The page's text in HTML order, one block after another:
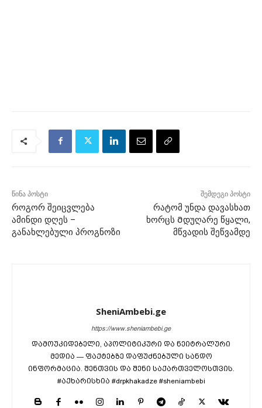
წინა პოსტი
როგორ შეიცვლება
ამინდი დღეს –
განახლებული პროგნოზი
შემდეგი პოსტი
რატომ უნდა დავასხათ
ხორცს Მდუღარე წყალი,
მწვადის შეწვამდე
SheniAmbebi.ge
https://www.sheniambebi.ge
დამოუკიდებელი, აპოლიტიკური და ნეიტრალური
მედია — ფაქტებზე დაფუძნებული სანდო
ინფორმაცია. შენთვის და შენი საქართველოსთვის.
#აქხარისხია #drpkhakadze #sheniambebi